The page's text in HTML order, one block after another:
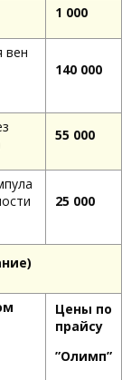
1 000
вен
140 000
55 000
25 000
Цены по
прайсу
”Олимп”